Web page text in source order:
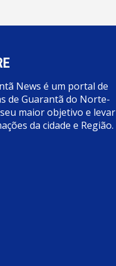
News é um portal de
de Guarantã do Norte-
maior objetivo e levar
da cidade e Região.